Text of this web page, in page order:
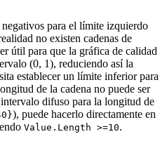
para el límite izquierdo
no existen cadenas de
útil para que la gráfica de calidad
(0, 1), reduciendo así la
establecer un límite inferior para
de la cadena no puede ser
difuso para la longitud de
), puede hacerlo directamente en
Value.Length >=10.